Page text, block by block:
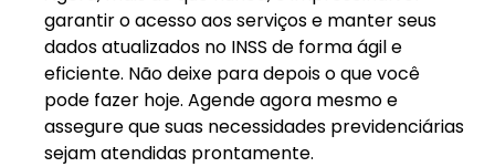
garantir o acesso aos serviços e manter seus
dados atualizados no INSS de forma ágil e
eficiente. Não deixe para depois o que você
pode fazer hoje. Agende agora mesmo e
assegure que suas necessidades previdenciárias
sejam atendidas prontamente.